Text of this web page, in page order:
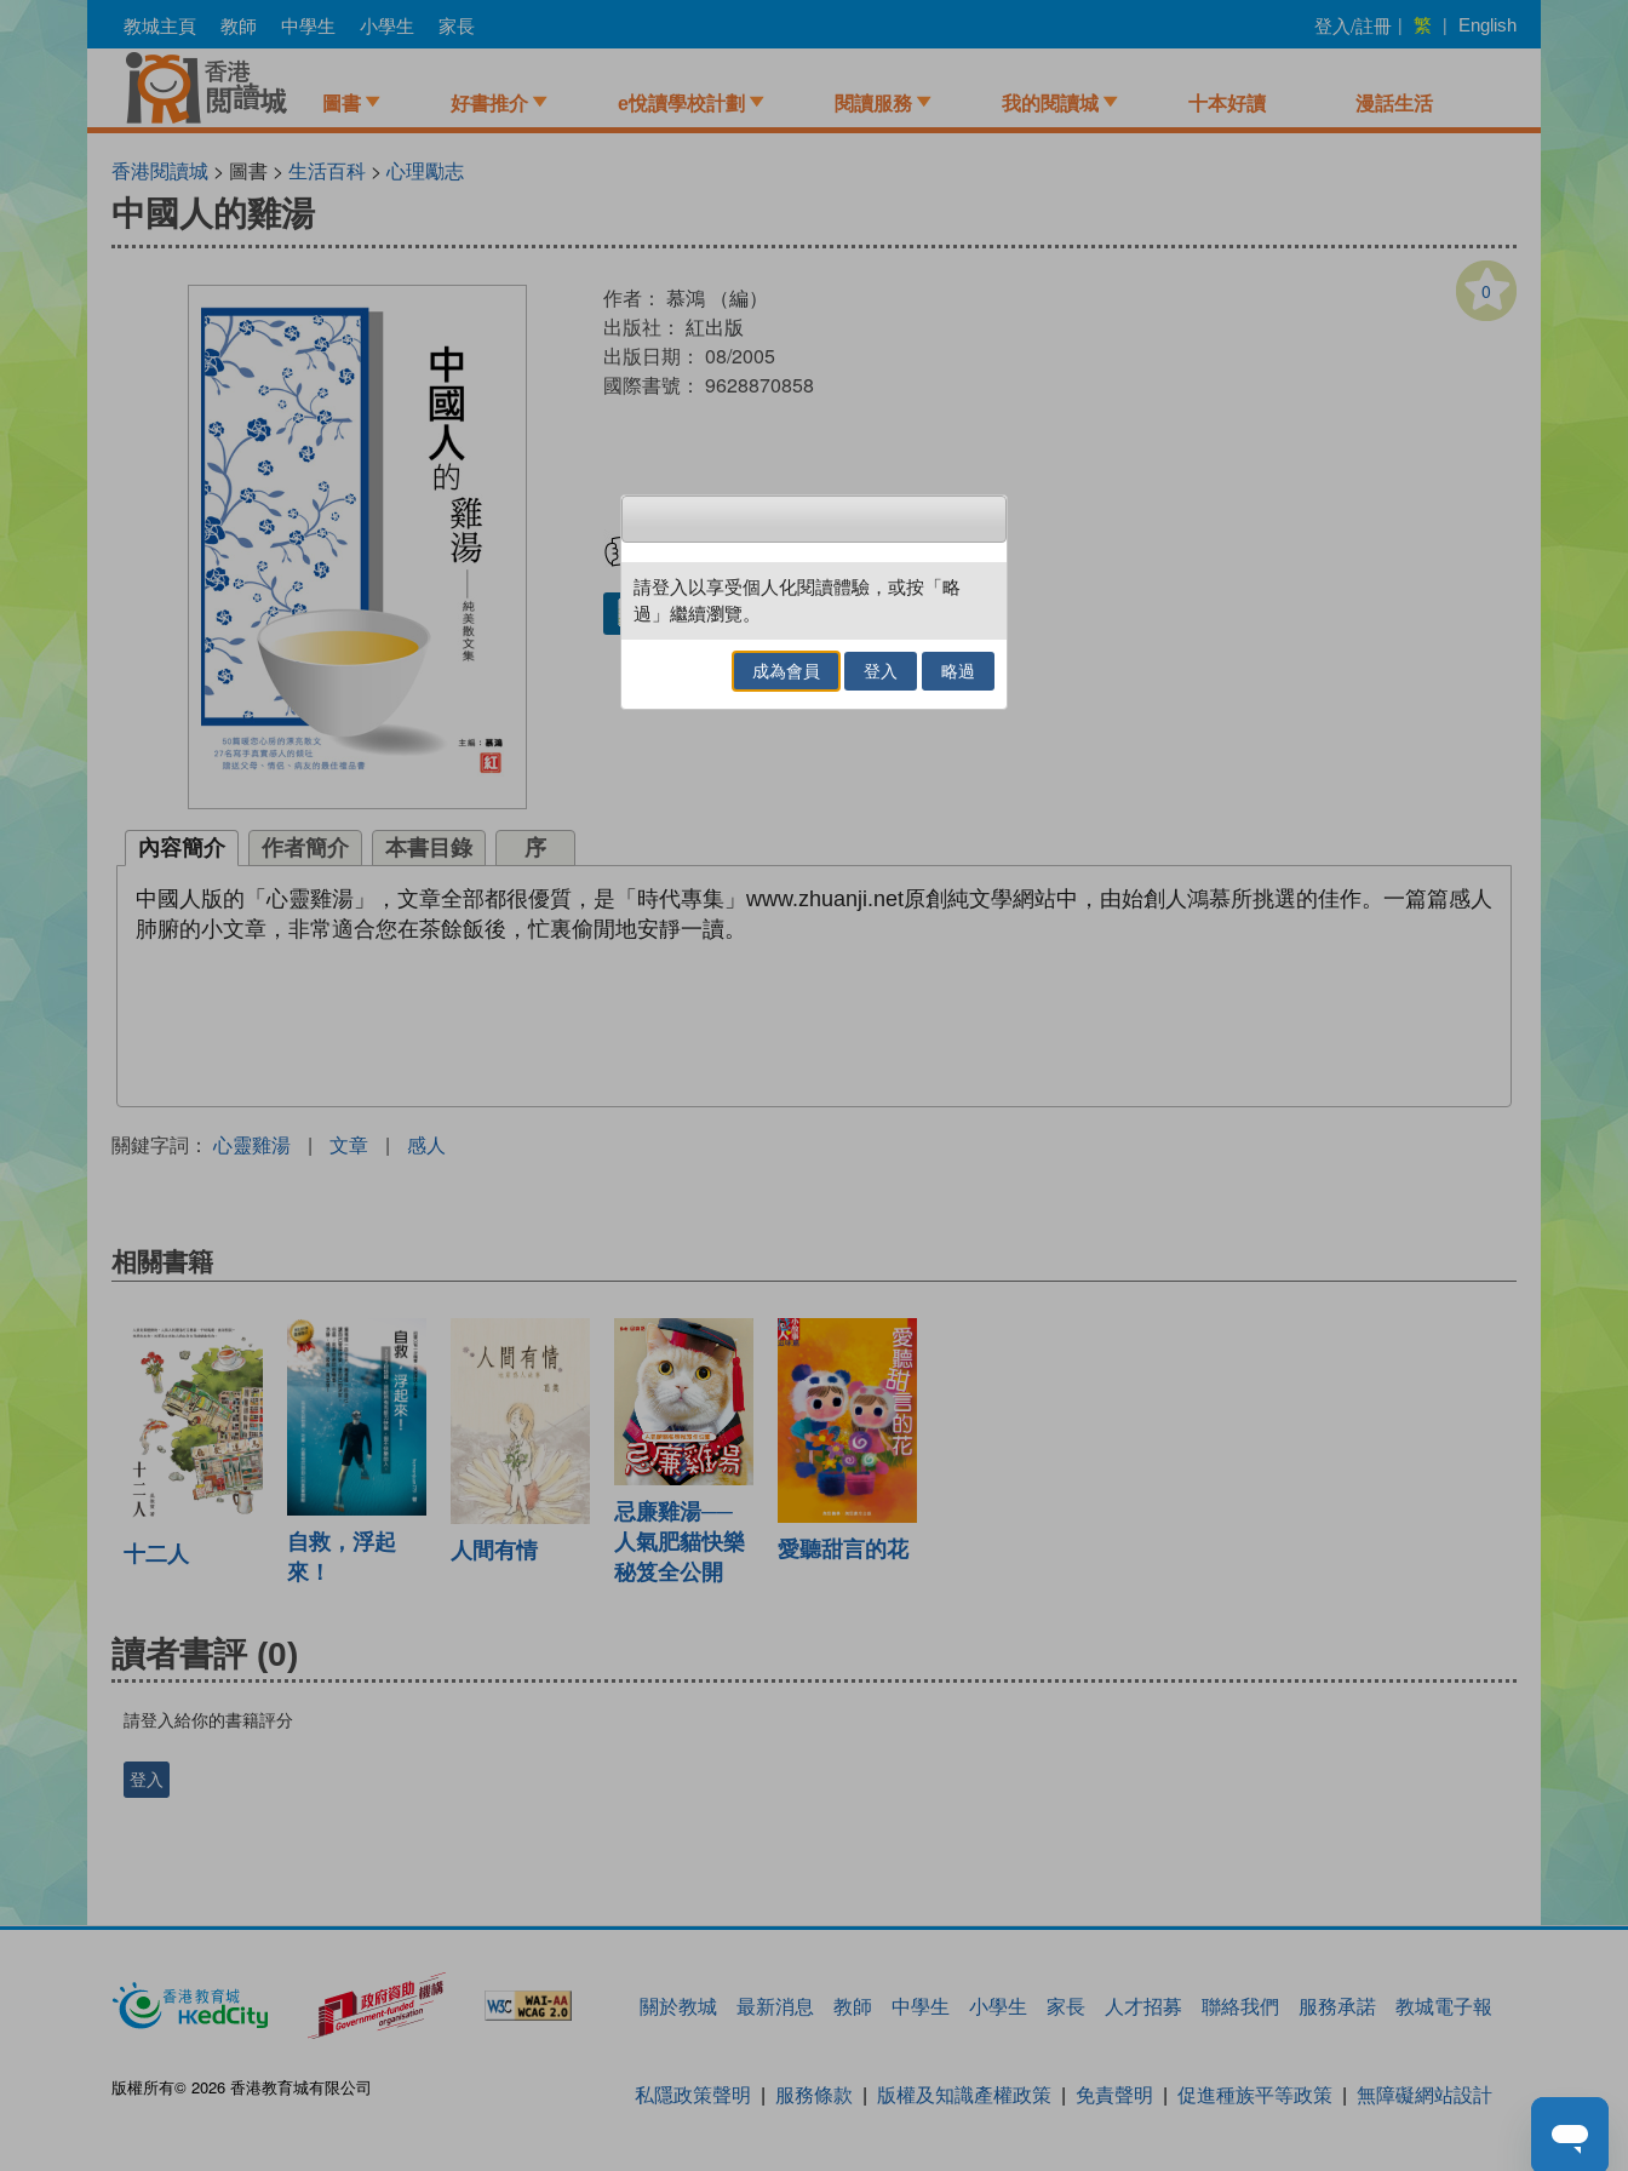
to
教城主頁 教師 中學生 小學生 家長 登入/註冊 | 繁 | English
圖書 好書推介 e悅讀學校計劃 閱讀服務 我的閱讀城 十本好讀 漫話生活
香港閱讀城 > 圖書 > 生活百科 > 心理勵志
中國人的雞湯
0
作者： 慕鴻 （編）
出版社： 紅出版
出版日期： 08/2005
國際書號： 9628870858
借閱實體書
內容簡介 作者簡介 本書目錄 序
中國人版的「心靈雞湯」，文章全部都很優質，是「時代專集」www.zhuanji.net原創純文學網站中，由始創人鴻慕所挑選的佳作。一篇篇感人
肺腑的小文章，非常適合您在茶餘飯後，忙裏偷閒地安靜一讀。
關鍵字詞： 心靈雞湯 | 文章 | 感人
相關書籍
十二人
自救，浮起
來！
人間有情
忌廉雞湯──
人氣肥貓快樂
秘笈全公開
愛聽甜言的花
讀者書評 (0)
請登入給你的書籍評分
登入
關於教城 最新消息 教師 中學生 小學生 家長 人才招募 聯絡我們 服務承諾 教城電子報
版權所有© 2026 香港教育城有限公司 私隱政策聲明 服務條款 版權及知識產權政策 免責聲明 促進種族平等政策 無障礙網站設計
請登入以享受個人化閱讀體驗，或按「略
過」繼續瀏覽。
成為會員 登入 略過